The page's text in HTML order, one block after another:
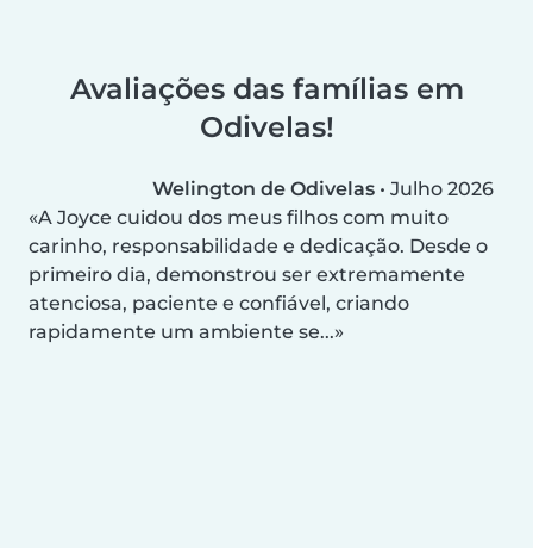
Avaliações das famílias em
Odivelas!
Welington de Odivelas • Julho 2026
A Joyce cuidou dos meus filhos com muito
carinho, responsabilidade e dedicação. Desde o
primeiro dia, demonstrou ser extremamente
atenciosa, paciente e confiável, criando
rapidamente um ambiente se...